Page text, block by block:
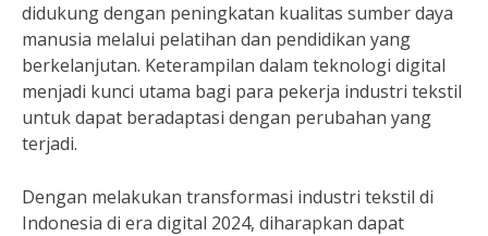
didukung dengan peningkatan kualitas sumber daya
manusia melalui pelatihan dan pendidikan yang
berkelanjutan. Keterampilan dalam teknologi digital
menjadi kunci utama bagi para pekerja industri tekstil
untuk dapat beradaptasi dengan perubahan yang
terjadi.
Dengan melakukan transformasi industri tekstil di
Indonesia di era digital 2024, diharapkan dapat